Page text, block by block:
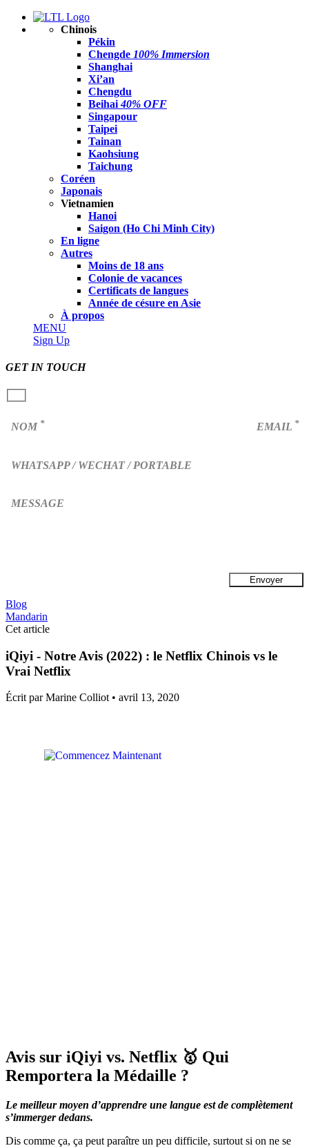
Chinois
Pékin
Chengde 100% Immersion
Shanghai
Xi’an
Chengdu
Beihai40% OFF
Singapour
Taipei
Tainan
Kaohsiung
Taichung
Coréen
Japonais
Vietnamien
Hanoi
Saigon (Ho Chi Minh City)
En ligne
Autres
Moins de 18 ans
Colonie de vacances
Certificats de langues
Année de césure en Asie
À propos
MENU
Sign Up
GET IN TOUCH
NOM * EMAIL *
WHATSAPP / WECHAT / PORTABLE
MESSAGE
Blog
Mandarin
Cet article
iQiyi - Notre Avis (2022) : le Netflix Chinois vs le
Vrai Netflix
Écrit par Marine Colliot • avril 13, 2020
Avis sur iQiyi vs. Netflix 🥇 Qui
Remportera la Médaille ?
Le meilleur moyen d’apprendre une langue est de complètement
s’immerger dedans.
Dis comme ça, ça peut paraître un peu difficile, surtout si on ne se